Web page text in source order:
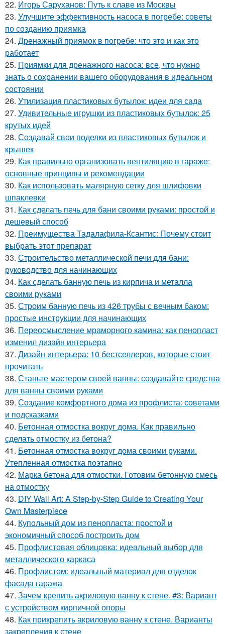
22. Игорь Саруханов: Путь к славе из Москвы
23. Улучшите эффективность насоса в погребе: советы
по созданию приямка
24. Дренажный приямок в погребе: что это и как это
работает
25. Приямки для дренажного насоса: все, что нужно
знать о сохранении вашего оборудования в идеальном
состоянии
26. Утилизация пластиковых бутылок: идеи для сада
27. Удивительные игрушки из пластиковых бутылок: 25
крутых идей
28. Создавай свои поделки из пластиковых бутылок и
крышек
29. Как правильно организовать вентиляцию в гараже:
основные принципы и рекомендации
30. Как использовать малярную сетку для шлифовки
шпаклевки
31. Как сделать печь для бани своими руками: простой и
дешевый способ
32. Преимущества Тадалафила-Ксантис: Почему стоит
выбрать этот препарат
33. Строительство металлической печи для бани:
руководство для начинающих
34. Как сделать банную печь из кирпича и металла
своими руками
35. Строим банную печь из 426 трубы с вечным баком:
простые инструкции для начинающих
36. Переосмысление мраморного камина: как пенопласт
изменил дизайн интерьера
37. Дизайн интерьера: 10 бестселлеров, которые стоит
прочитать
38. Станьте мастером своей ванны: создавайте средства
для ванны своими руками
39. Создание комфортного дома из профлиста: советами
и подсказками
40. Бетонная отмостка вокруг дома. Как правильно
сделать отмостку из бетона?
41. Бетонная отмостка вокруг дома своими руками.
Утепленная отмостка поэтапно
42. Марка бетона для отмостки. Готовим бетонную смесь
на отмостку
43. DIY Wall Art: A Step-by-Step Guide to Creating Your
Own Masterpiece
44. Купольный дом из пенопласта: простой и
экономичный способ построить дом
45. Профлистовая облицовка: идеальный выбор для
металлического каркаса
46. Профлистом: идеальный материал для отделок
фасада гаража
47. Зачем крепить акриловую ванну к стене. #3: Вариант
с устройством кирпичной опоры
48. Как прикрепить акриловую ванну к стене. Варианты
закрепления к стене